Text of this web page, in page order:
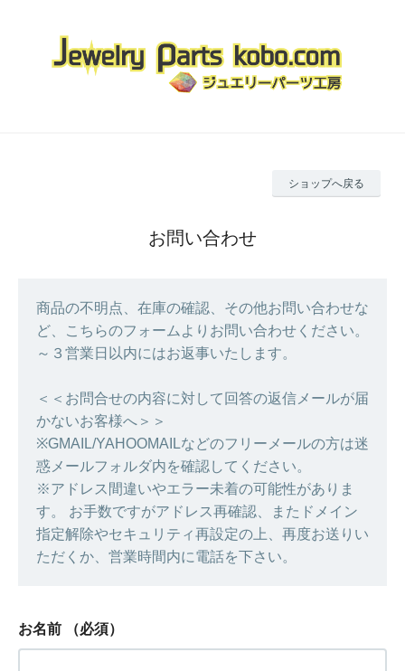
ショップへ戻る
お問い合わせ
商品の不明点、在庫の確認、その他お問い合わせな
ど、こちらのフォームよりお問い合わせください。
～３営業日以内にはお返事いたします。
＜＜お問合せの内容に対して回答の返信メールが届
かないお客様へ＞＞
※GMAIL/YAHOOMAILなどのフリーメールの方は迷
惑メールフォルダ内を確認してください。
※アドレス間違いやエラー未着の可能性がありま
す。 お手数ですがアドレス再確認、またドメイン
指定解除やセキュリティ再設定の上、再度お送りい
ただくか、営業時間内に電話を下さい。
お名前 （必須）